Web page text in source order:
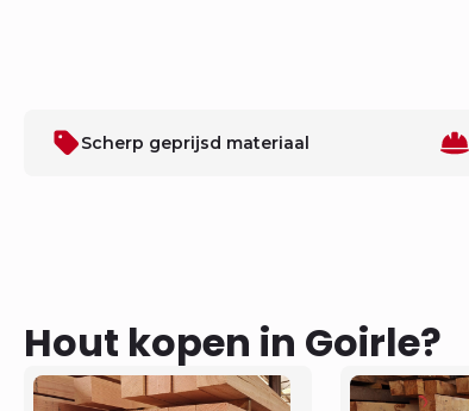
Scherp geprijsd materiaal
Hout kopen in Goirle?